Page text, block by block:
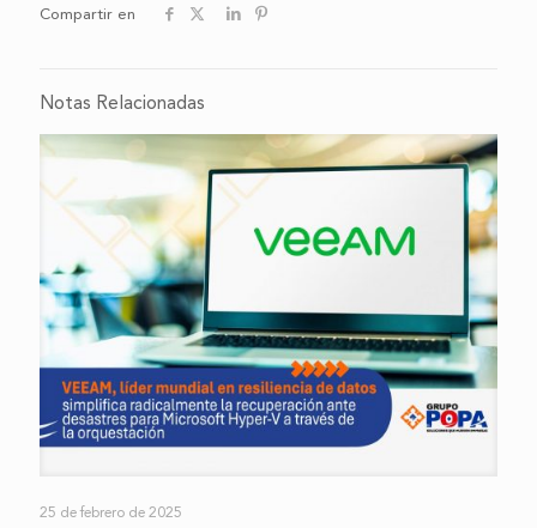
Compartir en
Notas Relacionadas
25 de febrero de 2025